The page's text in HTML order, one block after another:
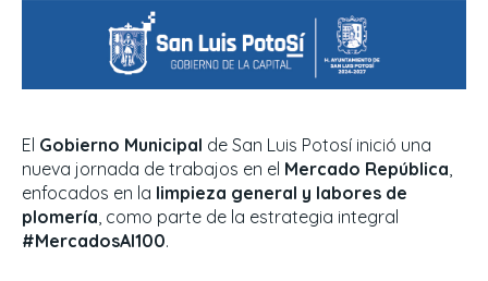
El Gobierno Municipal de San Luis Potosí inició una
nueva jornada de trabajos en el Mercado República,
enfocados en la limpieza general y labores de
plomería, como parte de la estrategia integral
#MercadosAl100.